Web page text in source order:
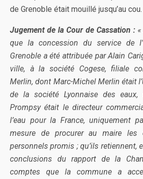
de Grenoble était mouillé jusqu’au cou.
Jugement de la Cour de Cassation :
que la concession du service de
Grenoble a été attribuée par Alain
ville, à la société Cogese, filiale
Merlin, dont Marc-Michel Merlin était
de la société Lyonnaise des eaux,
Prompsy était le directeur
l’eau pour la France, uniquement
mesure de procurer au maire les
personnels promis ; qu’ils retiennent,
conclusions du rapport de la
comptes que la commune a